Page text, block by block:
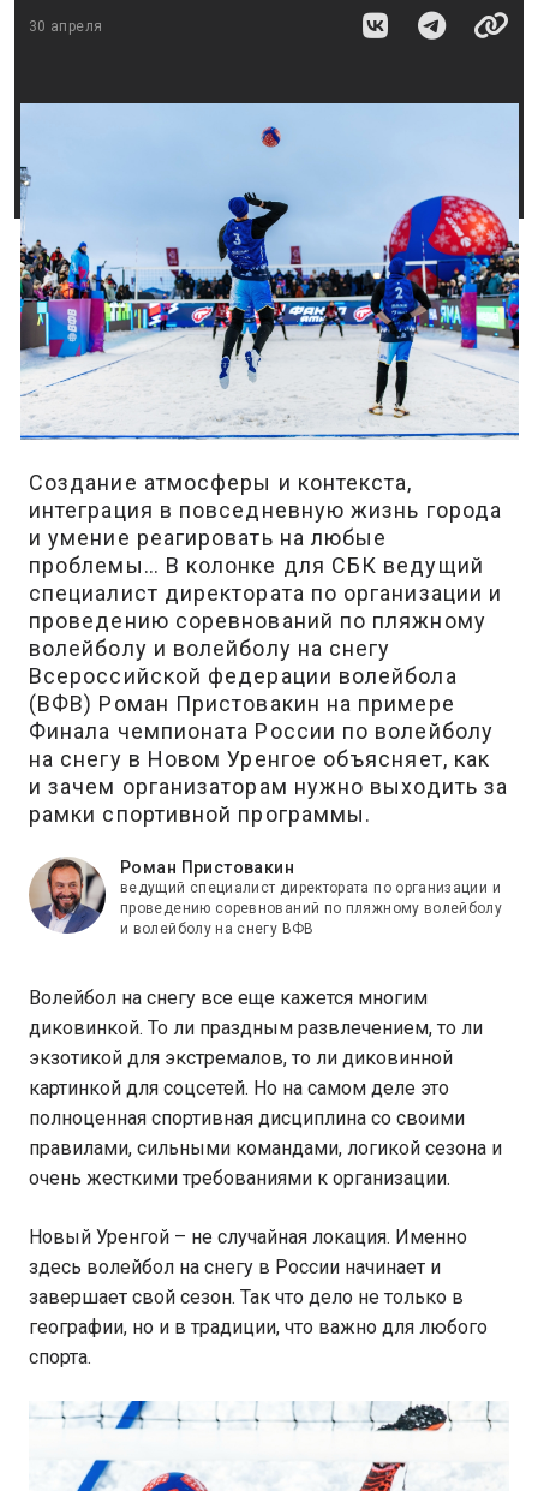
30 апреля
Создание атмосферы и контекста,
интеграция в повседневную жизнь города
и умение реагировать на любые
проблемы… В колонке для СБК ведущий
специалист директората по организации и
проведению соревнований по пляжному
волейболу и волейболу на снегу
Всероссийской федерации волейбола
(ВФВ) Роман Пристовакин на примере
Финала чемпионата России по волейболу
на снегу в Новом Уренгое объясняет, как
и зачем организаторам нужно выходить за
рамки спортивной программы.
Роман Пристовакин
ведущий специалист директората по организации и
проведению соревнований по пляжному волейболу
и волейболу на снегу ВФВ
Волейбол на снегу все еще кажется многим
диковинкой. То ли праздным развлечением, то ли
экзотикой для экстремалов, то ли диковинной
картинкой для соцсетей. Но на самом деле это
полноценная спортивная дисциплина со своими
правилами, сильными командами, логикой сезона и
очень жесткими требованиями к организации.
Новый Уренгой – не случайная локация. Именно
здесь волейбол на снегу в России начинает и
завершает свой сезон. Так что дело не только в
географии, но и в традиции, что важно для любого
спорта.